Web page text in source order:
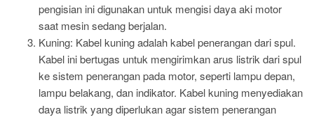
pengisian ini digunakan untuk mengisi daya aki motor
saat mesin sedang berjalan.
Kuning: Kabel kuning adalah kabel penerangan dari spul.
Kabel ini bertugas untuk mengirimkan arus listrik dari spul
ke sistem penerangan pada motor, seperti lampu depan,
lampu belakang, dan indikator. Kabel kuning menyediakan
daya listrik yang diperlukan agar sistem penerangan